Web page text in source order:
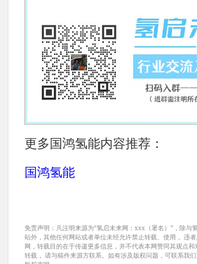
更多国鸿氢能内容推荐：
国鸿氢能
免责声明：凡注明来源为“氢启未来网：xxx（署名）”，除与
站外，其他任何网站或者单位未经允许禁止转载、使用， 违
网，转载目的在于传递更多信息，并不代表本网赞同其观点
转载， 请与稿件来源方联系。如有涉及版权问题，可联系我